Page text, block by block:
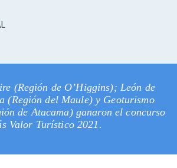
(Región de O’Higgins); León de
(Región del Maule) y Geoturismo
de Atacama) ganaron el concurso
Valor Turístico 2021.